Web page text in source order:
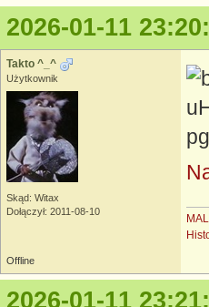
2026-01-11
Takto ^_^
Użytkownik
Skąd: Witax
Dołączył: 2011-08-10
MAL
Offline
2026-01-11